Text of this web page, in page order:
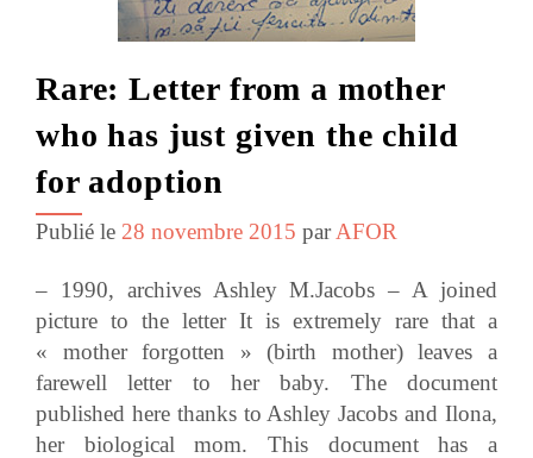
Rare: Letter from a mother
who has just given the child
for adoption
Publié le 28 novembre 2015 parAFOR
– 1990, archives Ashley M.Jacobs – A joined
picture to the letter It is extremely rare that a
« mother forgotten » (birth mother) leaves a
farewell letter to her baby. The document
published here thanks to Ashley Jacobs and Ilona,
her biological mom. This document has a